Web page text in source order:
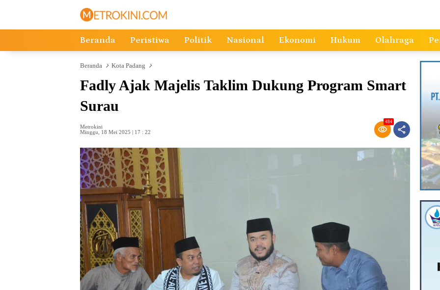
Beranda Peristiwa Politik Nasional Ekonomi Hukum Olahraga
Beranda Kota Padang
Fadly Ajak Majelis Taklim Dukung Program Smart
Surau
Metrokini
Minggu, 18 Mei 2025 | 17 : 22
484